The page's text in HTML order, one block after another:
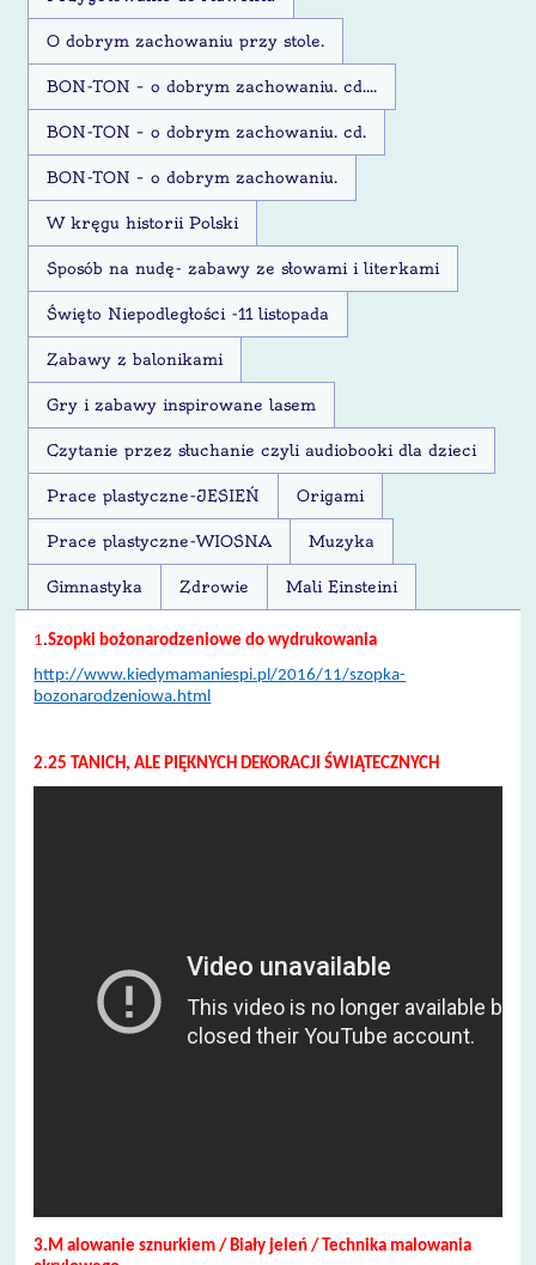
O dobrym zachowaniu przy stole.
BON-TON – o dobrym zachowaniu. cd....
BON-TON – o dobrym zachowaniu. cd.
BON-TON – o dobrym zachowaniu.
W kręgu historii Polski
Sposób na nudę- zabawy ze słowami i literkami
Święto Niepodległości -11 listopada
Zabawy z balonikami
Gry i zabawy inspirowane lasem
Czytanie przez słuchanie czyli audiobooki dla dzieci
Prace plastyczne-JESIEŃ Origami
Prace plastyczne-WIOSNA Muzyka
Gimnastyka Zdrowie Mali Einsteini
1.Szopki bożonarodzeniowe do wydrukowania
http://www.kiedymamaniespi.pl/2016/11/szopka-
bozonarodzeniowa.html
2.25 TANICH, ALE PIĘKNYCH DEKORACJI ŚWIĄTECZNYCH
3.M alowanie sznurkiem / Biały jeleń / Technika malowania